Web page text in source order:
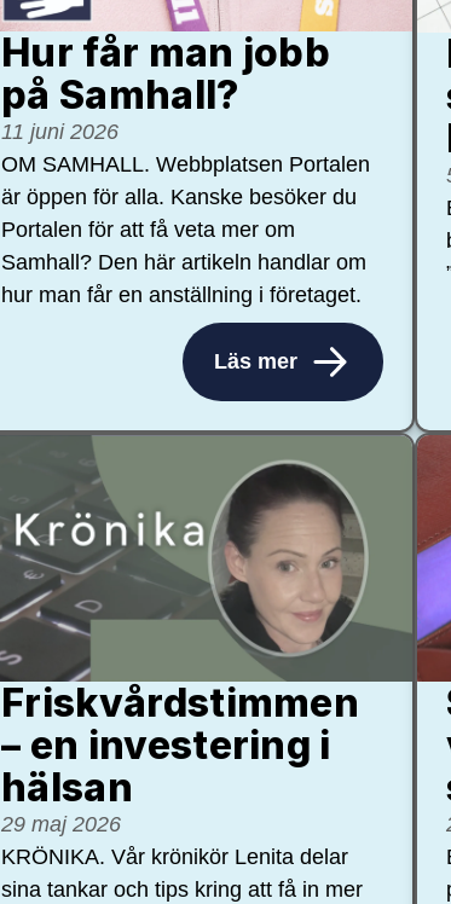
Hur får man jobb
på Samhall?
11 juni 2026
OM SAMHALL. Webbplatsen Portalen
är öppen för alla. Kanske besöker du
Portalen för att få veta mer om
Samhall? Den här artikeln handlar om
hur man får en anställning i företaget.
Läs mer
Friskvårdstimmen
– en investering i
hälsan
29 maj 2026
KRÖNIKA. Vår krönikör Lenita delar
sina tankar och tips kring att få in mer